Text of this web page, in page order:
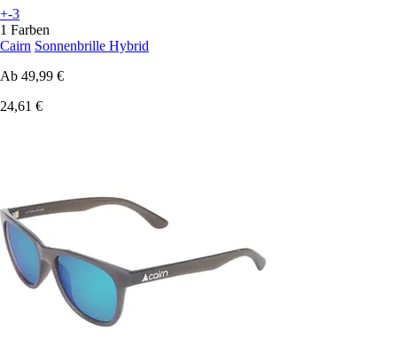
+-3
1 Farben
Cairn Sonnenbrille Hybrid
Ab 49,99 €
24,61 €